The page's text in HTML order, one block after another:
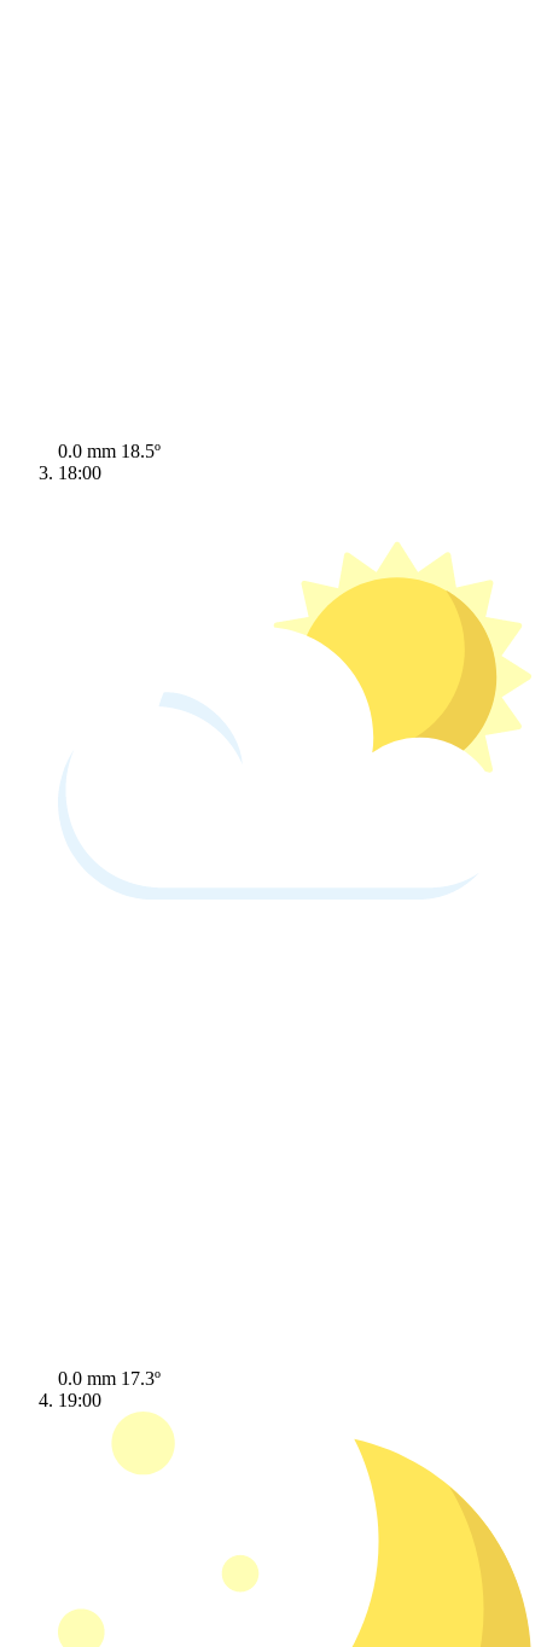
0.0 mm 18.5º
18:00
0.0 mm 17.3º
19:00